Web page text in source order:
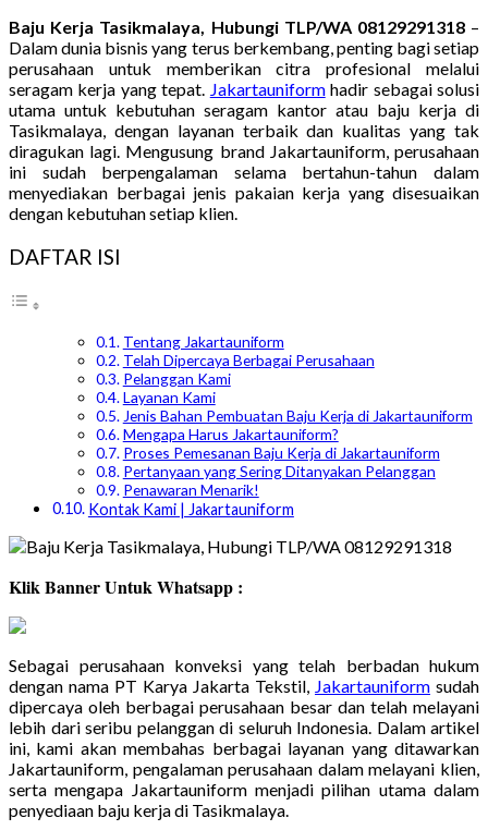
Baju Kerja Tasikmalaya, Hubungi TLP/WA 08129291318–
Dalam dunia bisnis yang terus berkembang, penting bagi setiap
perusahaan untuk memberikan citra profesional melalui
seragam kerja yang tepat. Jakartauniform hadir sebagai solusi
utama untuk kebutuhan seragam kantor atau baju kerja di
Tasikmalaya, dengan layanan terbaik dan kualitas yang tak
diragukan lagi. Mengusung brand Jakartauniform, perusahaan
ini sudah berpengalaman selama bertahun-tahun dalam
menyediakan berbagai jenis pakaian kerja yang disesuaikan
dengan kebutuhan setiap klien.
DAFTAR ISI
Tentang Jakartauniform
Telah Dipercaya Berbagai Perusahaan
Pelanggan Kami
Layanan Kami
Jenis Bahan Pembuatan Baju Kerja di Jakartauniform
Mengapa Harus Jakartauniform?
Proses Pemesanan Baju Kerja di Jakartauniform
Pertanyaan yang Sering Ditanyakan Pelanggan
Penawaran Menarik!
Kontak Kami | Jakartauniform
Klik Banner Untuk Whatsapp :
Sebagai perusahaan konveksi yang telah berbadan hukum
dengan nama PT Karya Jakarta Tekstil, Jakartauniform sudah
dipercaya oleh berbagai perusahaan besar dan telah melayani
lebih dari seribu pelanggan di seluruh Indonesia. Dalam artikel
ini, kami akan membahas berbagai layanan yang ditawarkan
Jakartauniform, pengalaman perusahaan dalam melayani klien,
serta mengapa Jakartauniform menjadi pilihan utama dalam
penyediaan baju kerja di Tasikmalaya.